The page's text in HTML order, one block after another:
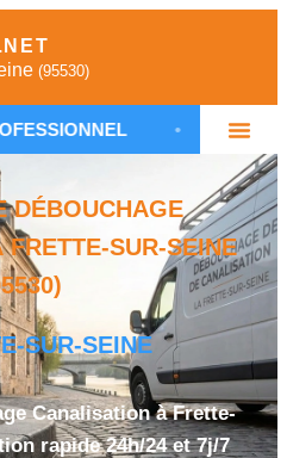
(95530)
• DÉBOUCHAGE
DÉBOUCHAGE
SUR-SEINE
SUR-SEINE
Canalisation à Frette-
rapide 24h/24 et 7j/7